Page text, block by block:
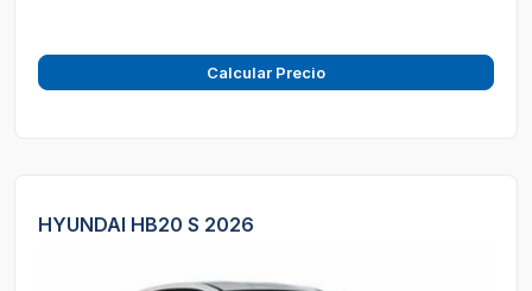
Calcular Precio
HYUNDAI HB20 S 2026